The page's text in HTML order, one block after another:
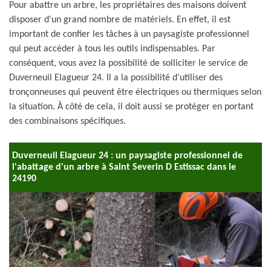
Pour abattre un arbre, les propriétaires des maisons doivent
disposer d'un grand nombre de matériels. En effet, il est
important de confier les tâches à un paysagiste professionnel
qui peut accéder à tous les outils indispensables. Par
conséquent, vous avez la possibilité de solliciter le service de
Duverneuil Elagueur 24. Il a la possibilité d'utiliser des
tronçonneuses qui peuvent être électriques ou thermiques selon
la situation. À côté de cela, il doit aussi se protéger en portant
des combinaisons spécifiques.
Duverneuil Elagueur 24 : un paysagiste professionnel de
l'abattage d'un arbre à Saint Severin D Estissac dans le
24190